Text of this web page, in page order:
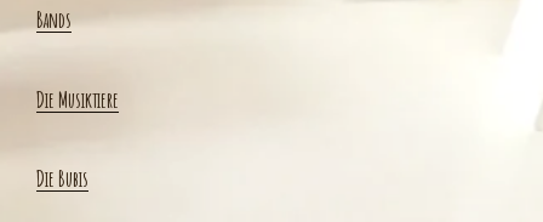
Bands
Die Musiktiere
Die Bubis